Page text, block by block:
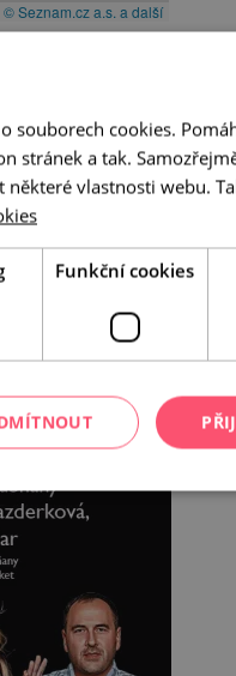
© Seznam.cz a.s. a další
souborech cookies.
stránek a tak.
vlastnosti webu.
Funkční cookies